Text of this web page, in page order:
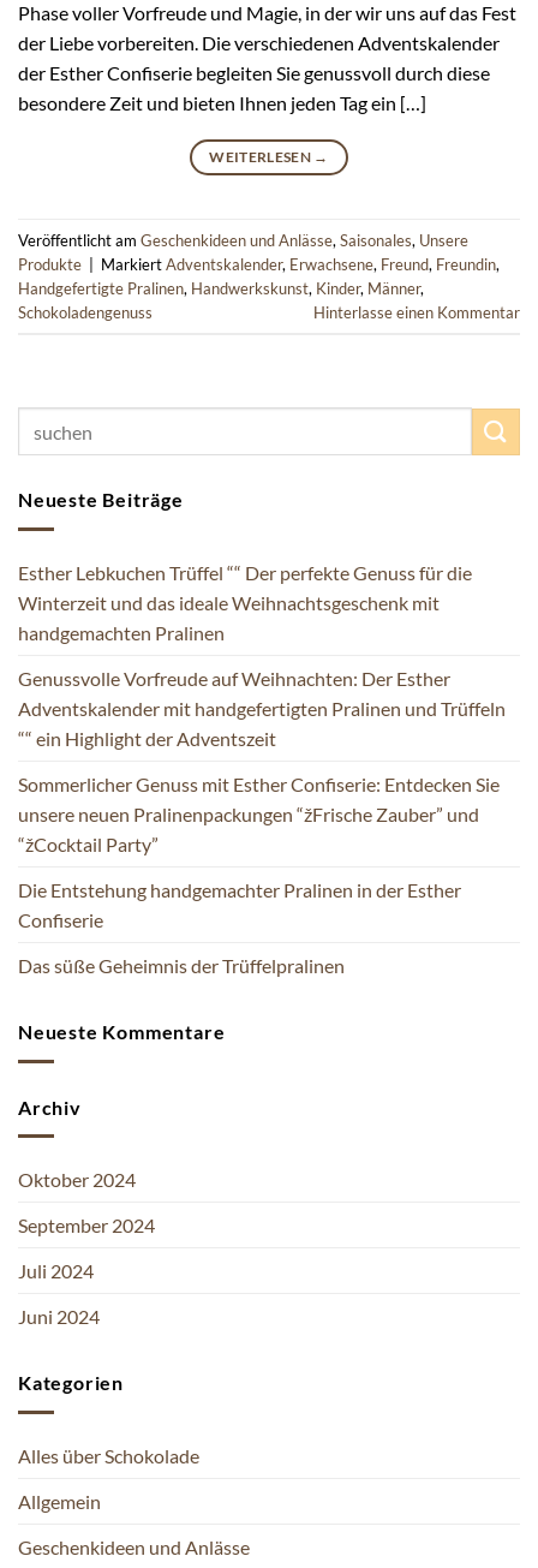
Phase voller Vorfreude und Magie, in der wir uns auf das Fest
der Liebe vorbereiten. Die verschiedenen Adventskalender
der Esther Confiserie begleiten Sie genussvoll durch diese
besondere Zeit und bieten Ihnen jeden Tag ein […]
WEITERLESEN →
Veröffentlicht am Geschenkideen und Anlässe, Saisonales, Unsere
Produkte
MarkiertAdventskalender, Erwachsene, Freund, Freundin,
Handgefertigte Pralinen, Handwerkskunst, Kinder, Männer,
Schokoladengenuss
Hinterlasse einen Kommentar
Neueste Beiträge
Esther Lebkuchen Trüffel ““ Der perfekte Genuss für die
Winterzeit und das ideale Weihnachtsgeschenk mit
handgemachten Pralinen
Genussvolle Vorfreude auf Weihnachten: Der Esther
Adventskalender mit handgefertigten Pralinen und Trüffeln
““ ein Highlight der Adventszeit
Sommerlicher Genuss mit Esther Confiserie: Entdecken Sie
unsere neuen Pralinenpackungen “žFrische Zauber” und
“žCocktail Party”
Die Entstehung handgemachter Pralinen in der Esther
Confiserie
Das süße Geheimnis der Trüffelpralinen
Neueste Kommentare
Archiv
Oktober 2024
September 2024
Juli 2024
Juni 2024
Kategorien
Alles über Schokolade
Allgemein
Geschenkideen und Anlässe